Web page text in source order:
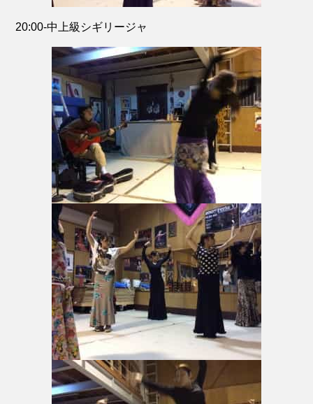
20:00-中上級シギリージャ